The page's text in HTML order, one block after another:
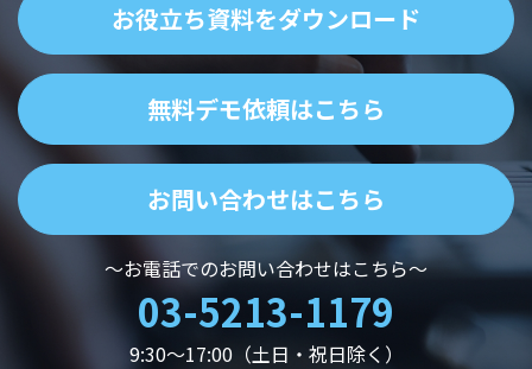
お役立ち資料をダウンロード
無料デモ依頼はこちら
お問い合わせはこちら
～お電話でのお問い合わせはこちら～
03-5213-1179
9:30～17:00（土日・祝日除く）